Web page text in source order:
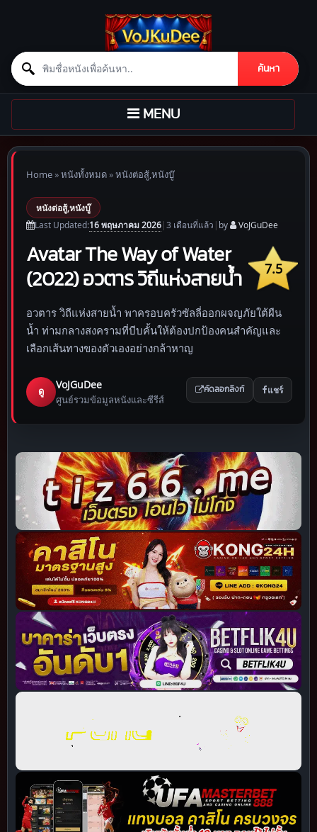
Search for:
ค้นหา
Skip to content
TOGGLE
NAVIGATION
MENU
Home»หนังทั้งหมด»หนังต่อสู้,หนังบู๊
หนังต่อสู้,หนังบู๊
Last Updated:16 พฤษภาคม 2026|3 เดือนที่แล้ว | by VoJGuDee
7.5
Avatar The Way of Water
(2022) อวตาร วิถีแห่งสายน้ำ
อวตาร วิถีแห่งสายน้ำ พาครอบครัวซัลลี่ออกผจญภัยใต้ผืน
น้ำ ท่ามกลางสงครามที่บีบคั้นให้ต้องปกป้องคนสำคัญและ
เลือกเส้นทางของตัวเองอย่างกล้าหาญ
ดู
VoJGuDee
ศูนย์รวมข้อมูลหนังและซีรีส์
คัดลอกลิงก์ แชร์